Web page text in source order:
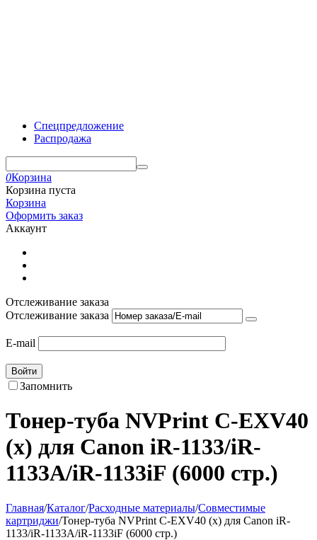
Спецпредложение
Распродажа
0Корзина
Корзина пуста
Корзина
Оформить заказ
Аккаунт
Отслеживание заказа
Отслеживание заказа
E-mail
Войти
Запомнить
Тонер-туба NVPrint C-EXV40
(x) для Canon iR-1133/iR-
1133A/iR-1133iF (6000 стр.)
Главная/Каталог/Расходные материалы/Совместимые
картриджи/Тонер-туба NVPrint C-EXV40 (x) для Canon iR-
1133/iR-1133A/iR-1133iF (6000 стр.)